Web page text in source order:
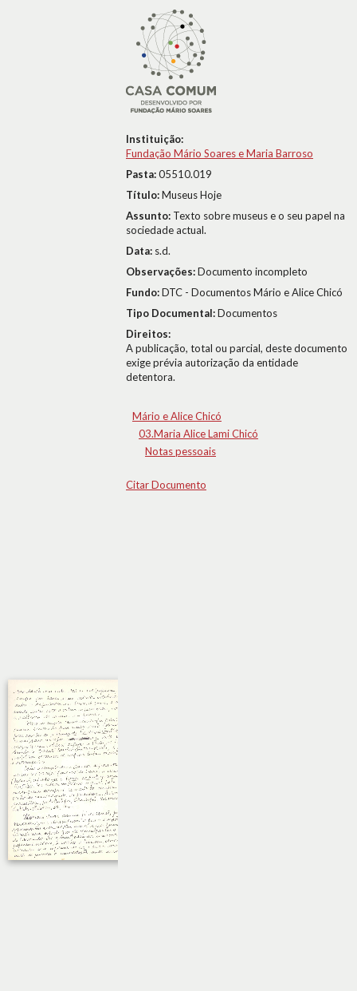
Instituição:
Fundação Mário Soares e Maria Barroso
Pasta:05510.019
Título:Museus Hoje
Assunto: Texto sobre museus e o seu papel na
sociedade actual.
Data: s.d.
Observações:Documento incompleto
Fundo:DTC - Documentos Mário e Alice Chicó
Tipo Documental:Documentos
Direitos:
A publicação, total ou parcial, deste documento
exige prévia autorização da entidade
detentora.
Mário e Alice Chicó
03.Maria Alice Lami Chicó
Notas pessoais
Citar Documento